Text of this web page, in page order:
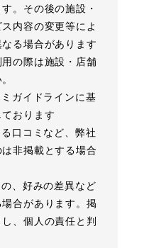
。その後の施設・
内容の変更等によ
る場合があります
の際は施設・店舗
ガイドラインに基
おります
口コミなど、弊社
非掲載とする場合
、好みの差異など
合があります。掲
、個人の責任と判